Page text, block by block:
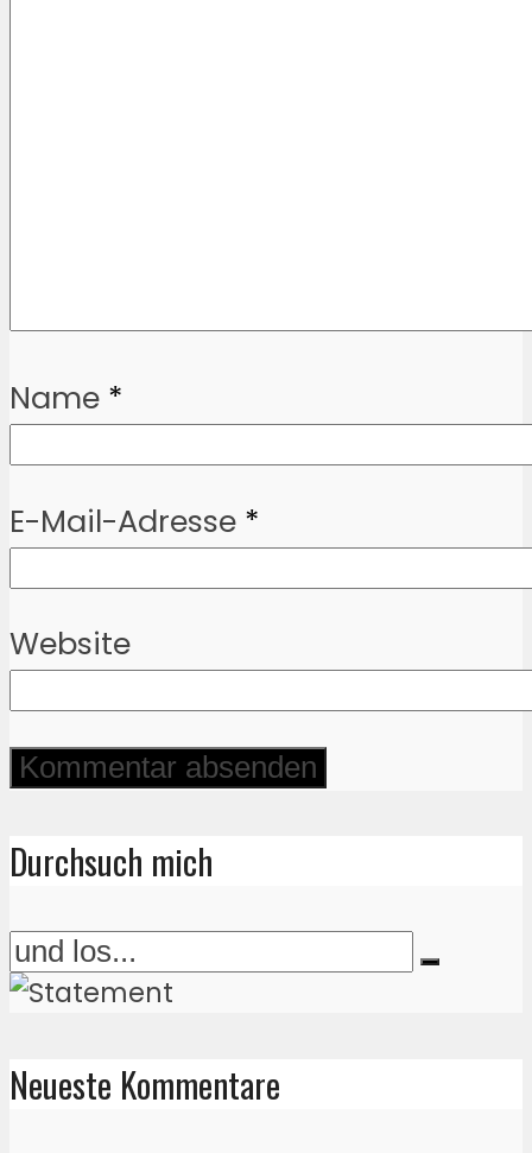
Name *
E-Mail-Adresse *
Website
Durchsuch mich
Neueste Kommentare